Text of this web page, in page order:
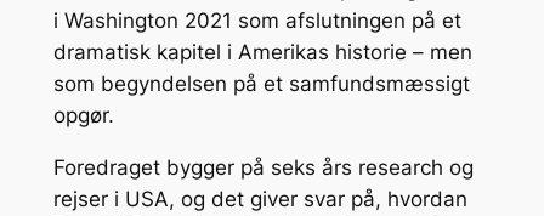
i Washington 2021 som afslutningen på et
dramatisk kapitel i Amerikas historie – men
som begyndelsen på et samfundsmæssigt
opgør.
Foredraget bygger på seks års research og
rejser i USA, og det giver svar på, hvordan